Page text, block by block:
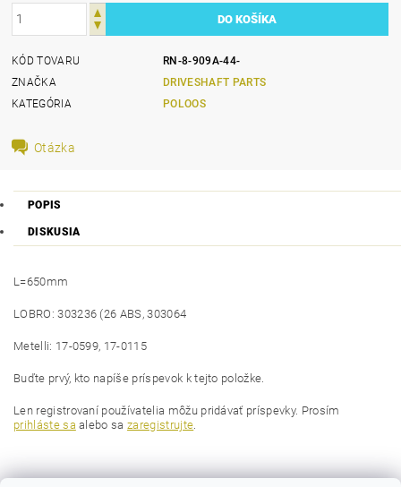
KÓD TOVARU
RN-8-909A-44-
ZNAČKA
DRIVESHAFT PARTS
KATEGÓRIA
POLOOS
Otázka
POPIS
DISKUSIA
L=650mm
LOBRO: 303236 (26 ABS, 303064
Metelli: 17-0599, 17-0115
Buďte prvý, kto napíše príspevok k tejto položke.
Len registrovaní používatelia môžu pridávať príspevky. Prosím
prihláste sa alebo sazaregistrujte.